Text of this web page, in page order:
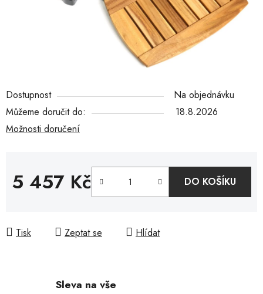
Dostupnost
Na objednávku
Můžeme doručit do:
18.8.2026
Možnosti doručení
5 457 Kč DO KOŠÍKU
Tisk Zeptat se Hlídat
Sleva na vše